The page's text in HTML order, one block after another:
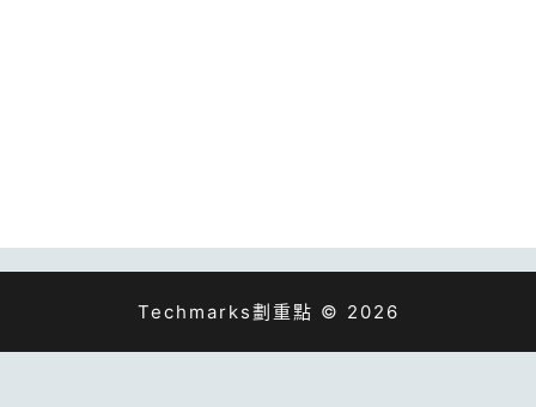
Techmarks劃重點 © 2026